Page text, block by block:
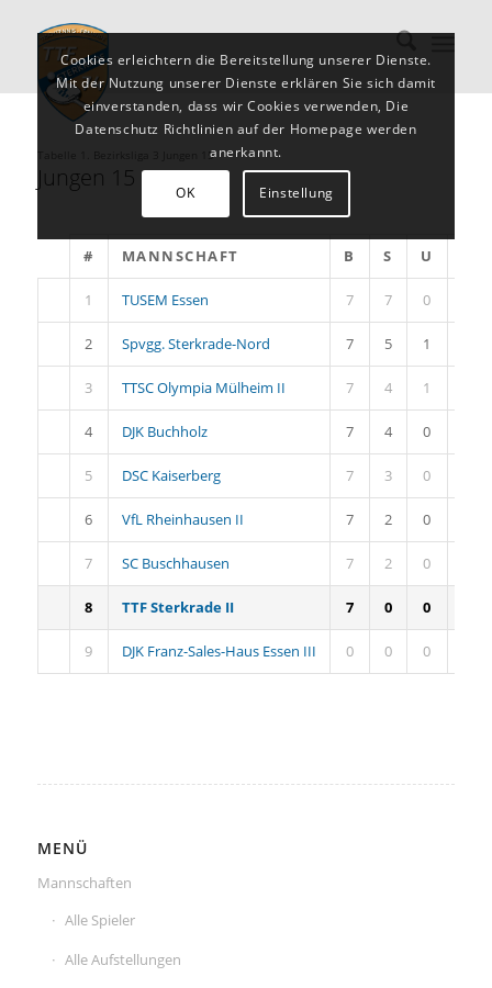
Tabelle 1. Bezirksliga 3 Jungen 15
Jungen 15 II
# MANNSCHAFT B S U
1 TUSEM Essen 7 7 0
2 Spvgg. Sterkrade-Nord 7 5 1
3 TTSC Olympia Mülheim II 7 4 1
4 DJK Buchholz 7 4 0
5 DSC Kaiserberg 7 3 0
6 VfL Rheinhausen II 7 2 0
7 SC Buschhausen 7 2 0
8 TTF Sterkrade II 7 0 0
9 DJK Franz-Sales-Haus Essen III 0 0 0
MENÜ
Mannschaften
Alle Spieler
Alle Aufstellungen
Cookies erleichtern die Bereitstellung unserer Dienste.
Mit der Nutzung unserer Dienste erklären Sie sich damit
einverstanden, dass wir Cookies verwenden, Die
Datenschutz Richtlinien auf der Homepage werden
anerkannt.
OK Einstellung